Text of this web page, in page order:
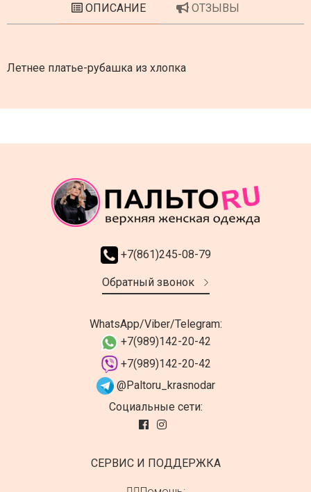
ОПИСАНИЕ ОТЗЫВЫ
Летнее платье-рубашка из хлопка
+7(861)245-08-79
Обратный звонок
WhatsApp/Viber/Telegram:
+7(989)142-20-42
+7(989)142-20-42
@Paltoru_krasnodar
Социальные сети:
СЕРВИС И ПОДДЕРЖКА